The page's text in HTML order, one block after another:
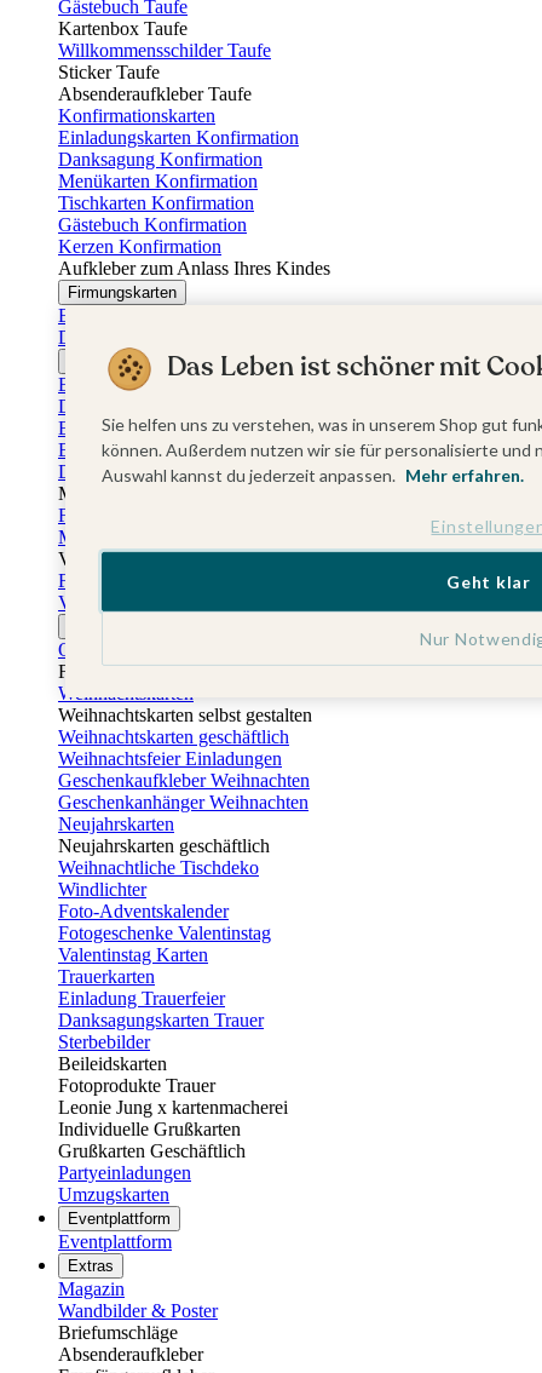
Gästebuch Taufe
Kartenbox Taufe
Willkommensschilder Taufe
Sticker Taufe
Absenderaufkleber Taufe
Konfirmationskarten
Einladungskarten Konfirmation
Danksagung Konfirmation
Menükarten Konfirmation
Tischkarten Konfirmation
Gästebuch Konfirmation
Kerzen Konfirmation
Aufkleber zum Anlass Ihres Kindes
Firmungskarten
Einladungskarten Firmung
Dankeskarten Firmung
Jugendweihekarten
Einladungskarten Jugendweihe
Dankeskarten Jugendweihe
Einschulungskarten
Einladungskarten Einschulung
Danksagung Einschulung
Muttertag
Fotogeschenke Muttertag
Muttertagskarten
Vatertag
Fotogeschenke Vatertag
Vatertagskarten
Osterkarten
Fotogeschenke zu Ostern
Weihnachtskarten
Weihnachtskarten selbst gestalten
Weihnachtskarten geschäftlich
Weihnachtsfeier Einladungen
Geschenkaufkleber Weihnachten
Geschenkanhänger Weihnachten
Neujahrskarten
Neujahrskarten geschäftlich
Weihnachtliche Tischdeko
Windlichter
Foto-Adventskalender
Fotogeschenke Valentinstag
Valentinstag Karten
Trauerkarten
Einladung Trauerfeier
Danksagungskarten Trauer
Sterbebilder
Beileidskarten
Fotoprodukte Trauer
Leonie Jung x kartenmacherei
Individuelle Grußkarten
Grußkarten Geschäftlich
Partyeinladungen
Umzugskarten
Eventplattform
Eventplattform
Extras
Magazin
Wandbilder & Poster
Briefumschläge
Absenderaufkleber
Das Leben ist schöner mit
Sie helfen uns zu verstehen, was in unserem Shop gut
können. Außerdem nutzen wir sie für personalisierte
Auswahl kannst du jederzeit anpassen. Mehr erfahren.
Nur
Geht klar